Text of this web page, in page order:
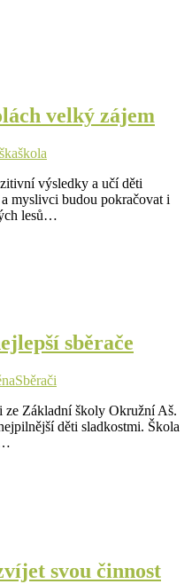
velký zájem
škola
výsledky a učí děti
myslivci budou pokračovat i
lesů…
sběrače
Sběrači
ze Základní školy Okružní Aš.
děti sladkostmi. Škola
svou činnost